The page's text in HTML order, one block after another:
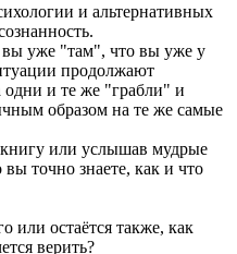
и альтернативных
вы уже "там", что вы уже у
продолжают
одни и те же "грабли" и
образом на те же самые
или услышав мудрые
точно знаете, как и что
или остаётся также, как
верить?